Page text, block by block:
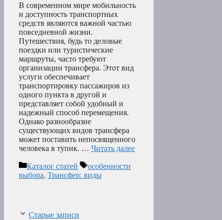
В современном мире мобильность
и доступность транспортных
средств являются важной частью
повседневной жизни.
Путешествия, будь то деловые
поездки или туристические
маршруты, часто требуют
организации трансфера. Этот вид
услуги обеспечивает
транспортировку пассажиров из
одного пункта в другой и
представляет собой удобный и
надежный способ перемещения.
Однако разнообразие
существующих видов трансфера
может поставить непосвященного
человека в тупик. … Читать далее
Рубрики
Каталог статей Метки
особенности
выбора, Трансфер: виды
Старые записи